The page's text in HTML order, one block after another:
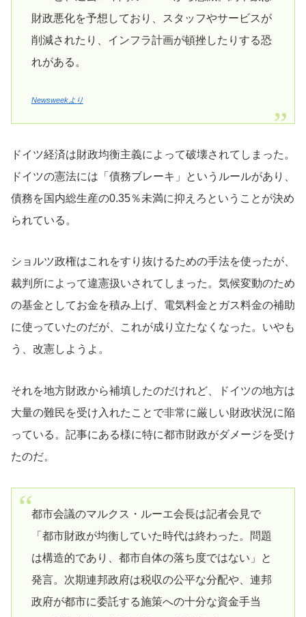
財政悪化を予想しており、スタッフやサービスが
削減されたり、インフラ計画が頓挫したりする恐
れがある。
Newsweekより
ドイツ経済は財政均衡主義によって破壊されてしまった。
ドイツの憲法には「債務ブレーキ」というルールがあり、
債務を国内総生産の0.35％未満に抑えろということが決め
られている。
ショルツ政権はこれをすり抜けるための手法を使ったが、
裁判所によって違憲扱いされてしまった。気候変動のため
の基金としてお金を積み上げ、電気料金とガス料金の補助
に使っていたのだが、これが成り立たなくなった。いやも
う、改憲しようよ。
それを地方財政から補填したのだけれど、ドイツの地方は
大量の難民を受け入れたことで非常に厳しい財政状況に陥
っている。記事にある様に特に都市財政がダメージを受け
たのだ。
都市会議のマルクス・ルーエ会長は記者会見で
「都市財政が均衡していた時代は終わった。問題
は構造的であり、都市自体の落ち度ではない」と
発言。次期連邦政府は税収の公平な分配や、連邦
政府が都市に委託する施策への十分な資金手当